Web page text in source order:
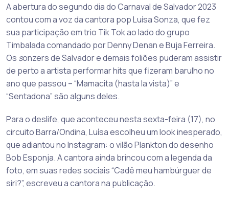
A abertura do segundo dia do Carnaval de Salvador 2023
contou com a voz da cantora pop Luísa Sonza, que fez
sua participação em trio Tik Tok ao lado do grupo
Timbalada comandado por Denny Denan e Buja Ferreira.
Os sonzers de Salvador e demais foliões puderam assistir
de perto a artista performar hits que fizeram barulho no
ano que passou – “Mamacita (hasta la vista)” e
“Sentadona” são alguns deles.
Para o deslife, que aconteceu nesta sexta-feira (17), no
circuito Barra/Ondina, Luísa escolheu um look inesperado,
que adiantou no Instagram: o vilão Plankton do desenho
Bob Esponja. A cantora ainda brincou com a legenda da
foto, em suas redes sociais “Cadê meu hambúrguer de
siri?”, escreveu a cantora na publicação.